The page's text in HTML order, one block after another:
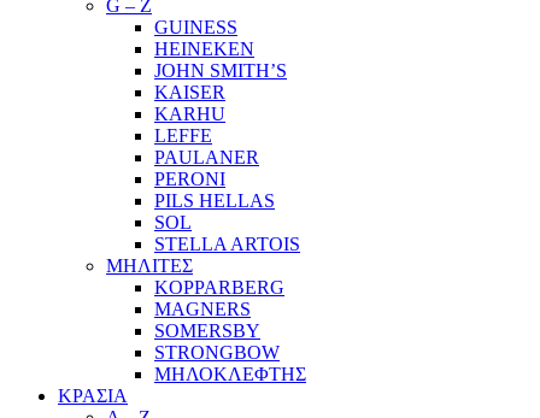
G – Z
GUINESS
HEINEKEN
JOHN SMITH’S
KAISER
KARHU
LEFFE
PAULANER
PERONI
PILS HELLAS
SOL
STELLA ARTOIS
ΜΗΛΙΤΕΣ
KOPPARBERG
MAGNERS
SOMERSBY
STRONGBOW
ΜΗΛΟΚΛΕΦΤΗΣ
ΚΡΑΣΙΑ